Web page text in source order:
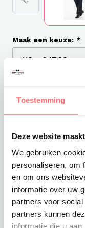
Toestemming
Deze website
We gebruiken
personaliseren, om
en om ons
informatie over uw
partners voor
partners kunnen
informatie die u
Maak een keuze: *
€47,80Excl.
3-4 werkdagen
Gratis